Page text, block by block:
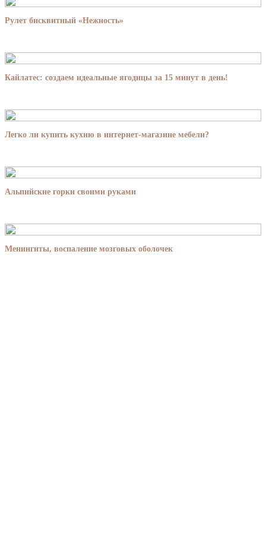
Рулет бисквитный «Нежность»
Кайлатес: создаем идеальные ягодицы за 15 минут в день!
Легко ли купить кухню в интернет-магазине мебели?
Альпийские горки своими руками
Менингиты, воспаление мозговых оболочек